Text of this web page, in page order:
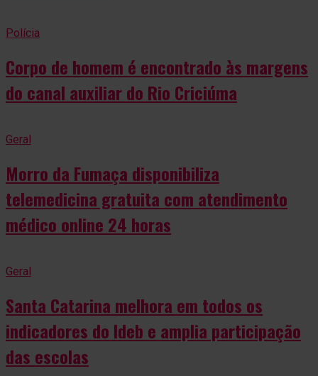
Polícia
Corpo de homem é encontrado às margens
do canal auxiliar do Rio Criciúma
Geral
Morro da Fumaça disponibiliza
telemedicina gratuita com atendimento
médico online 24 horas
Geral
Santa Catarina melhora em todos os
indicadores do Ideb e amplia participação
das escolas